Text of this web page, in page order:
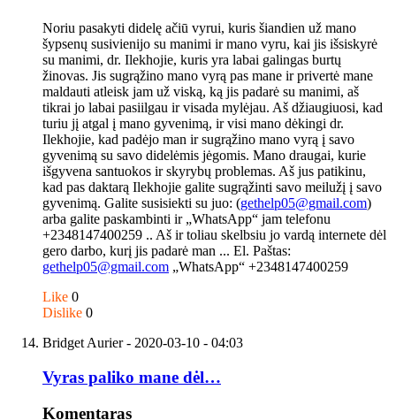
Noriu pasakyti didelę ačiū vyrui, kuris šiandien už mano
šypsenų susivienijo su manimi ir mano vyru, kai jis išsiskyrė
su manimi, dr. Ilekhojie, kuris yra labai galingas burtų
žinovas. Jis sugrąžino mano vyrą pas mane ir privertė mane
maldauti atleisk jam už viską, ką jis padarė su manimi, aš
tikrai jo labai pasiilgau ir visada mylėjau. Aš džiaugiuosi, kad
turiu jį atgal į mano gyvenimą, ir visi mano dėkingi dr.
Ilekhojie, kad padėjo man ir sugrąžino mano vyrą į savo
gyvenimą su savo didelėmis jėgomis. Mano draugai, kurie
išgyvena santuokos ir skyrybų problemas. Aš jus patikinu,
kad pas daktarą Ilekhojie galite sugrąžinti savo meilužį į savo
gyvenimą. Galite susisiekti su juo: (gethelp05@gmail.com)
arba galite paskambinti ir „WhatsApp“ jam telefonu
+2348147400259 .. Aš ir toliau skelbsiu jo vardą internete dėl
gero darbo, kurį jis padarė man ... El. Paštas:
gethelp05@gmail.com „WhatsApp“ +2348147400259
Like 0
Dislike 0
Bridget Aurier- 2020-03-10 - 04:03
Vyras paliko mane dėl…
Komentaras